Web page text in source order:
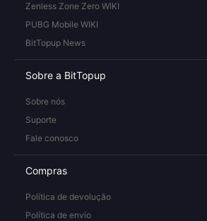
Zenless Zone Zero WIKI
PUBG Mobile WIKI
BitTopup News
Sobre a BitTopup
Sobre nós
Suporte
Fale conosco
Compras
Política de devolução
Política de envio